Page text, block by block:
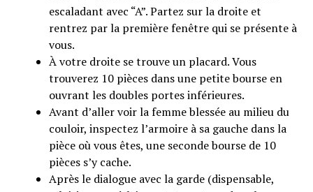
escaladant avec “A”. Partez sur la droite et
rentrez par la première fenêtre qui se présente à
vous.
À votre droite se trouve un placard. Vous
trouverez 10 pièces dans une petite bourse en
ouvrant les doubles portes inférieures.
Avant d’aller voir la femme blessée au milieu du
couloir, inspectez l’armoire à sa gauche dans la
pièce où vous êtes, une seconde bourse de 10
pièces s’y cache.
Après le dialogue avec la garde (dispensable,